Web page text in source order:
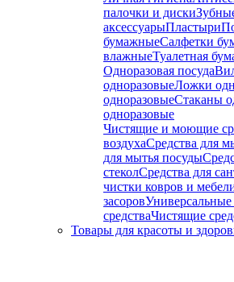
палочки и диски
аксессуарыПластыри
бумажныеСалфетки
влажныеТуалетная
Одноразовая посуда
одноразовыеЛожки
одноразовыеСтаканы
одноразовые
Чистящие и моющие
воздухаСредства для
для мытья посуды
стеколСредства для
чистки ковров и
засоров
средстваЧистящие
Товары для красоты и